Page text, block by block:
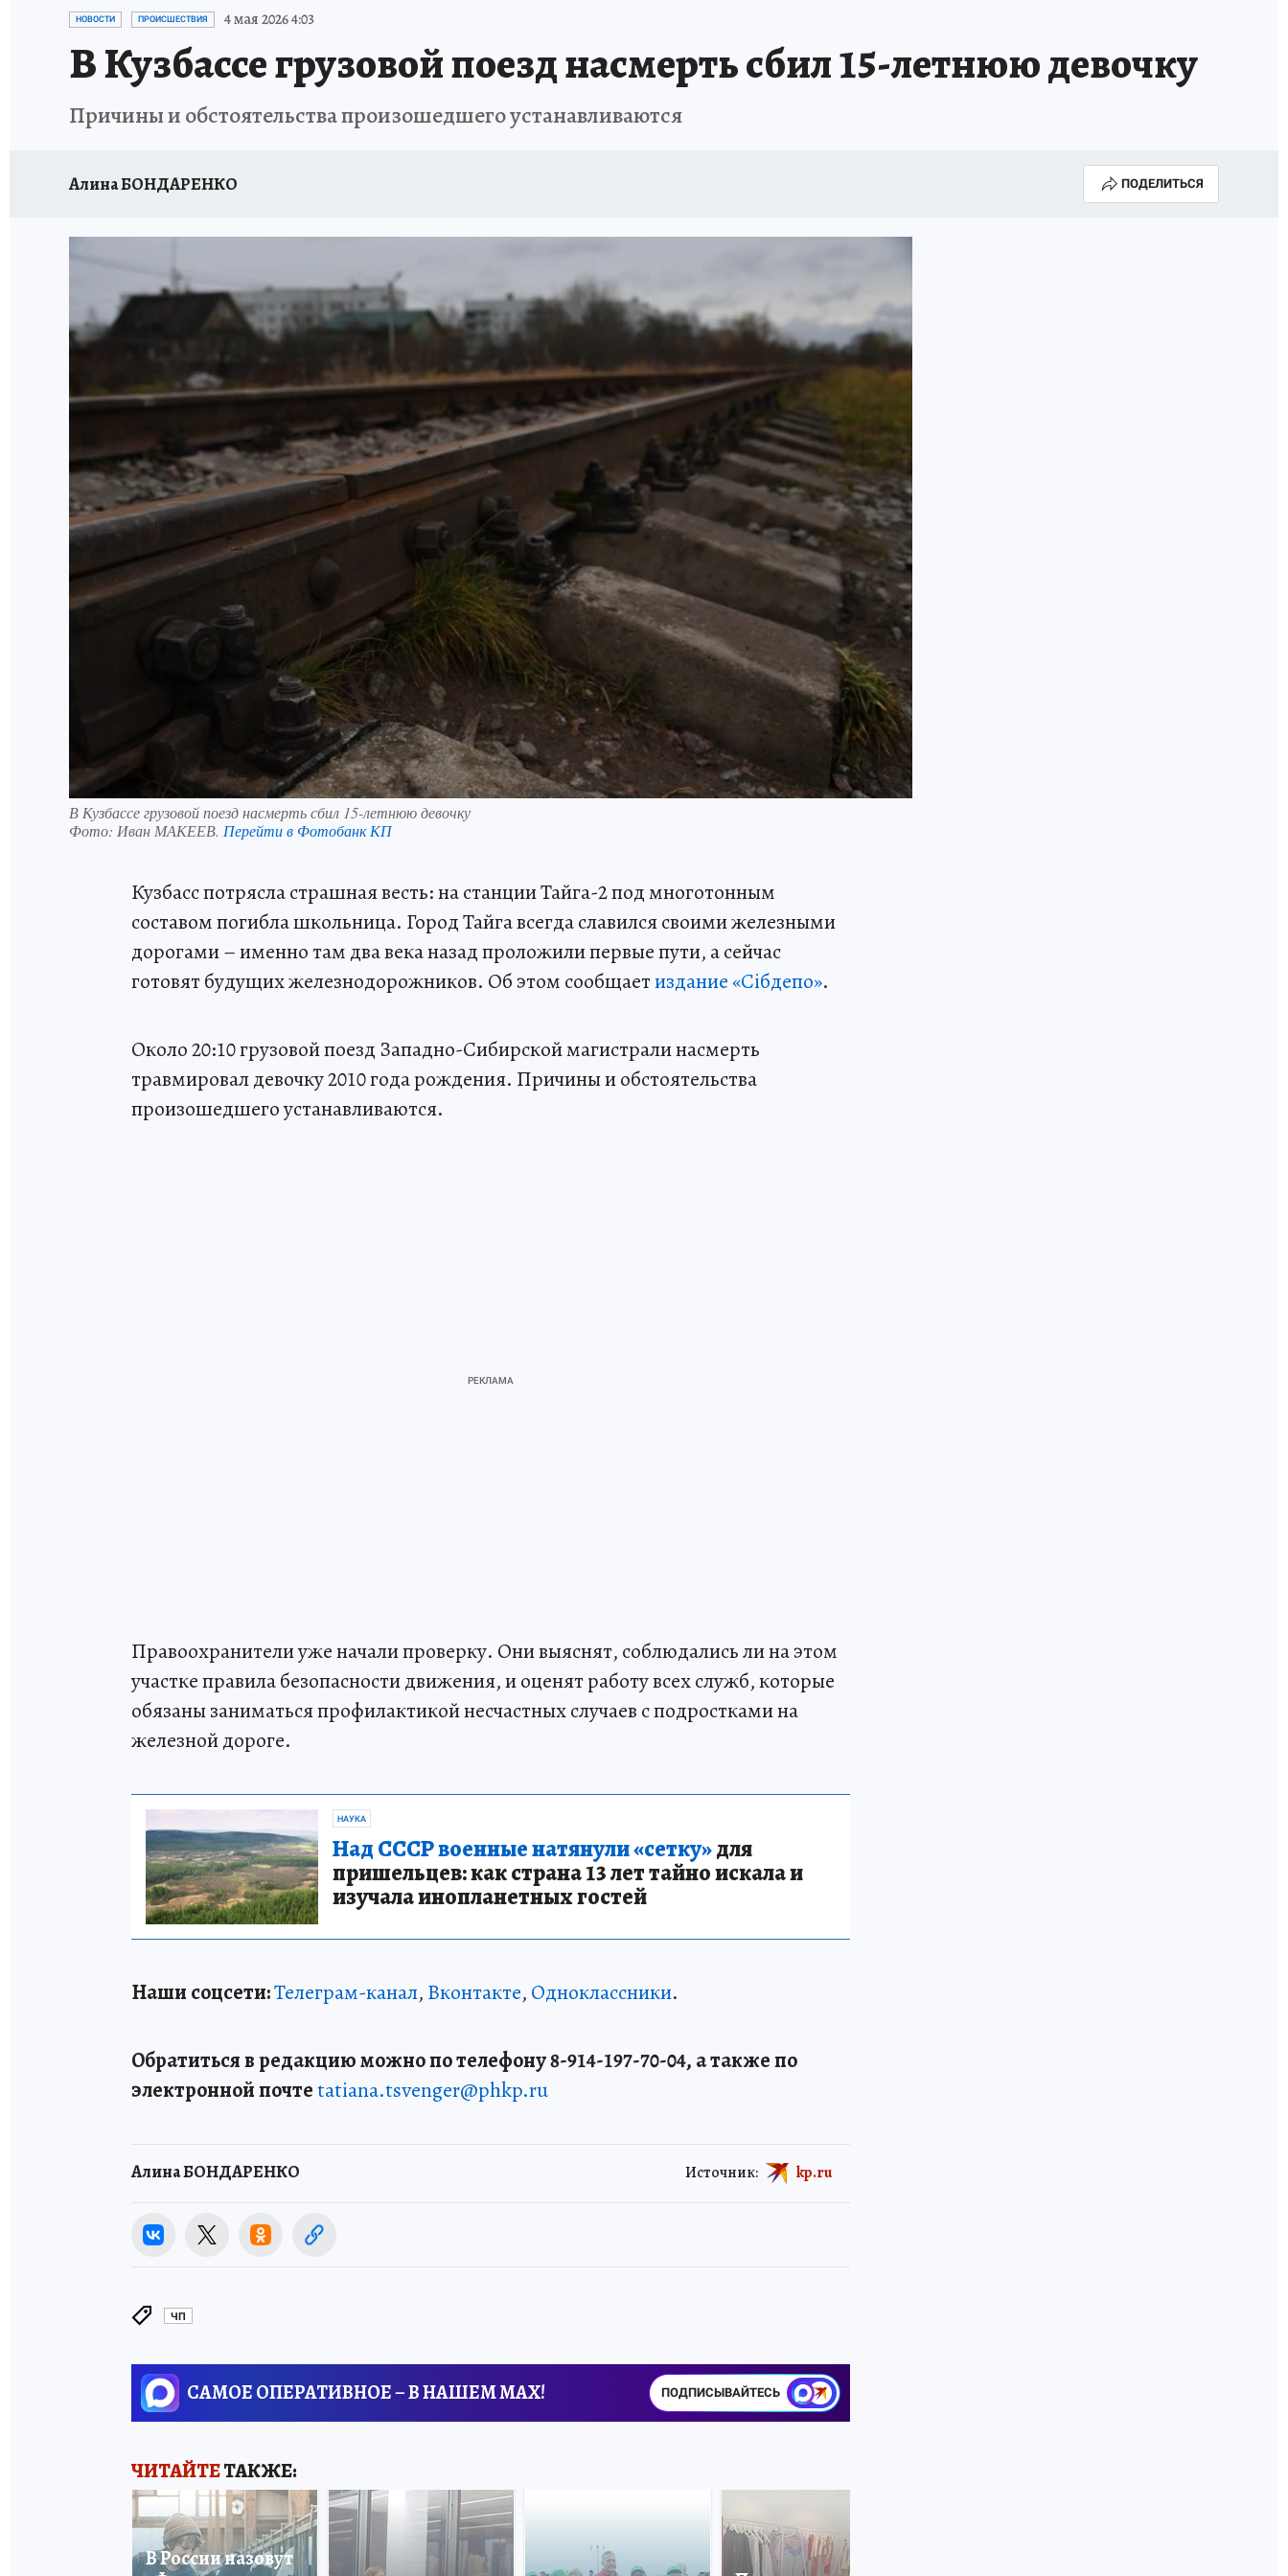
ДЕНЬ ПОБЕДЫ ВО ВЛАДИВОСТОКЕ 2026
АНТИРАК СТРАНИЦЫ ИСТОРИИ ДАЛЬНЕГО ВОСТОКА АФИША МОЙ ЛЮБИМЫЙ УЧИТЕЛЬ – 2024 ИСПЫТАНО НА СЕБЕ
НОВОСТИ ПРОИСШЕСТВИЯ 4 мая 2026 4:03
В Кузбассе грузовой поезд насмерть сбил 15-летнюю девочку
Причины и обстоятельства произошедшего устанавливаются
Алина БОНДАРЕНКО ПОДЕЛИТЬСЯ
В Кузбассе грузовой поезд насмерть сбил 15-летнюю девочку
Фото: Иван МАКЕЕВ. Перейти в Фотобанк КП
Кузбасс потрясла страшная весть: на станции Тайга-2 под многотонным
составом погибла школьница. Город Тайга всегда славился своими железными
дорогами – именно там два века назад проложили первые пути, а сейчас
готовят будущих железнодорожников. Об этом сообщаетиздание «Сiбдепо».
Около 20:10 грузовой поезд Западно-Сибирской магистрали насмерть
травмировал девочку 2010 года рождения. Причины и обстоятельства
произошедшего устанавливаются.
Правоохранители уже начали проверку. Они выяснят, соблюдались ли на этом
участке правила безопасности движения, и оценят работу всех служб, которые
обязаны заниматься профилактикой несчастных случаев с подростками на
железной дороге.
НАУКА
Над СССР военные натянули «сетку»для
пришельцев: как страна 13 лет тайно искала и
изучала инопланетных гостей
Наши соцсети:Телеграм-канал, Вконтакте, Одноклассники.
Обратиться в редакцию можно по телефону 8-914-197-70-04, а также по
электронной почтеtatiana.tsvenger@phkp.ru
Алина БОНДАРЕНКО Источник: kp.ru
ЧП
САМОЕ ОПЕРАТИВНОЕ – В НАШЕМ MAX! ПОДПИСЫВАЙТЕСЬ
ЧИТАЙТЕТАКЖЕ:
В России назовут